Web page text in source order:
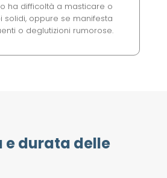
ha difficoltà a masticare o
solidi, oppure se manifesta
o deglutizioni rumorose.
e durata delle